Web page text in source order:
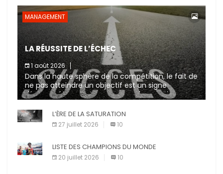
MANAGEMENT
LA RÉUSSITE DE L’ÉCHEC
1 août 2026
Dans la haute sphère de la compétition, le fait de
ne pas atteindre un objectif est un signe
d’incompétence et une source de sanctions
diverses (avertissement, […]
L’ÈRE DE LA SATURATION
27 juillet 2026 10
LISTE DES CHAMPIONS DU MONDE
20 juillet 2026 10